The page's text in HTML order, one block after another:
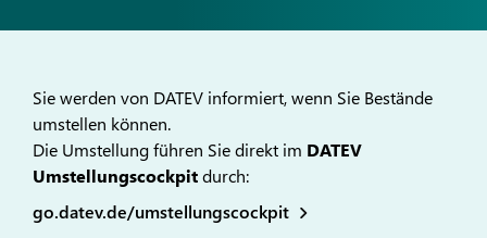
Sie werden von DATEV informiert, wenn Sie Bestände
umstellen können.
Die Umstellung führen Sie direkt im DATEV
Umstellungscockpitdurch:
go.datev.de/umstellungscockpit